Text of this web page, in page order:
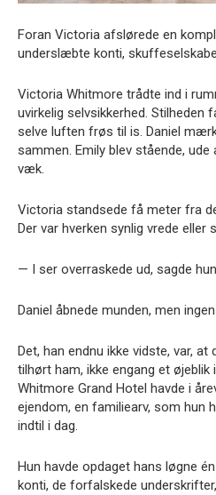
Foran Victoria afslørede en
underslæbte konti,
Victoria Whitmore trådte ind i
uvirkelig selvsikkerhed. Stilheden
selve luften frøs til is. Daniel
sammen. Emily blev stående,
væk.
Victoria standsede få meter fra
Der var hverken synlig vrede eller
— I ser overraskede ud, sagde
Daniel åbnede munden, men
Det, han endnu ikke vidste, var, at
tilhørt ham, ikke engang et øjeblik
Whitmore Grand Hotel havde i
ejendom, en familiearv, som hun
indtil i dag.
Hun havde opdaget hans løgne
konti, de forfalskede